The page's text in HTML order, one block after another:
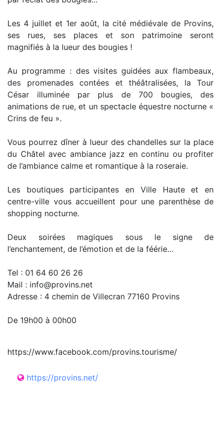
Les 4 juillet et 1er août, la cité médiévale de Provins,
ses rues, ses places et son patrimoine seront
magnifiés à la lueur des bougies !
Au programme : des visites guidées aux flambeaux,
des promenades contées et théâtralisées, la Tour
César illuminée par plus de 700 bougies, des
animations de rue, et un spectacle équestre nocturne «
Crins de feu ».
Vous pourrez dîner à lueur des chandelles sur la place
du Châtel avec ambiance jazz en continu ou profiter
de l’ambiance calme et romantique à la roseraie.
Les boutiques participantes en Ville Haute et en
centre-ville vous accueillent pour une parenthèse de
shopping nocturne.
Deux soirées magiques sous le signe de
l’enchantement, de l’émotion et de la féérie…
Tel : 01 64 60 26 26
Mail : info@provins.net
Adresse : 4 chemin de Villecran 77160 Provins
De 19h00 à 00h00
https://www.facebook.com/provins.tourisme/
https://provins.net/